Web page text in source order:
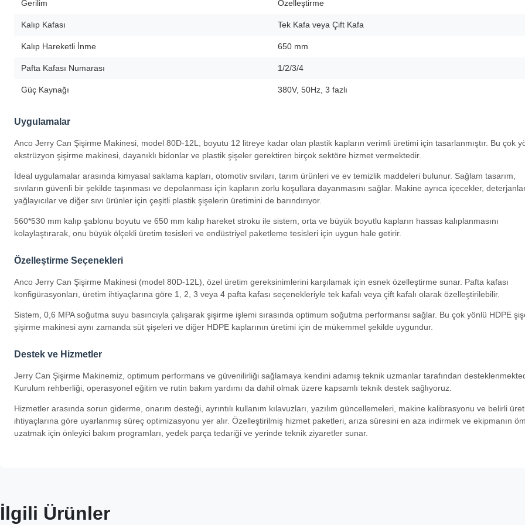
Gerilim Özelleştirme
Kalıp Kafası Tek Kafa veya Çift Kafa
Kalıp Hareketli İnme 650 mm
Pafta Kafası Numarası 1/2/3/4
Güç Kaynağı 380V, 50Hz, 3 fazlı
Uygulamalar
Anco Jerry Can Şişirme Makinesi, model 80D-12L, boyutu 12 litreye kadar olan plastik kapların verimli üretimi için tasarlanmıştır. Bu çok
ekstrüzyon şişirme makinesi, dayanıklı bidonlar ve plastik şişeler gerektiren birçok sektöre hizmet vermektedir.
İdeal uygulamalar arasında kimyasal saklama kapları, otomotiv sıvıları, tarım ürünleri ve ev temizlik maddeleri bulunur. Sağlam tasarım,
sıvıların güvenli bir şekilde taşınması ve depolanması için kapların zorlu koşullara dayanmasını sağlar. Makine ayrıca içecekler,
yağlayıcılar ve diğer sıvı ürünler için çeşitli plastik şişelerin üretimini de barındırıyor.
560*530 mm kalıp şablonu boyutu ve 650 mm kalıp hareket stroku ile sistem, orta ve büyük boyutlu kapların hassas kalıplanmasını
kolaylaştırarak, onu büyük ölçekli üretim tesisleri ve endüstriyel paketleme tesisleri için uygun hale getirir.
Özelleştirme Seçenekleri
Anco Jerry Can Şişirme Makinesi (model 80D-12L), özel üretim gereksinimlerini karşılamak için esnek özelleştirme sunar. Pafta kafası
konfigürasyonları, üretim ihtiyaçlarına göre 1, 2, 3 veya 4 pafta kafası seçenekleriyle tek kafalı veya çift kafalı olarak özelleştirilebilir.
Sistem, 0,6 MPA soğutma suyu basıncıyla çalışarak şişirme işlemi sırasında optimum soğutma performansı sağlar. Bu çok yönlü HDPE
şişirme makinesi aynı zamanda süt şişeleri ve diğer HDPE kaplarının üretimi için de mükemmel şekilde uygundur.
Destek ve Hizmetler
Jerry Can Şişirme Makinemiz, optimum performans ve güvenilirliği sağlamaya kendini adamış teknik uzmanlar tarafından
Kurulum rehberliği, operasyonel eğitim ve rutin bakım yardımı da dahil olmak üzere kapsamlı teknik destek sağlıyoruz.
Hizmetler arasında sorun giderme, onarım desteği, ayrıntılı kullanım kılavuzları, yazılım güncellemeleri, makine kalibrasyonu ve belirli
ihtiyaçlarına göre uyarlanmış süreç optimizasyonu yer alır. Özelleştirilmiş hizmet paketleri, arıza süresini en aza indirmek ve ekipmanın
uzatmak için önleyici bakım programları, yedek parça tedariği ve yerinde teknik ziyaretler sunar.
İlgili Ürünler